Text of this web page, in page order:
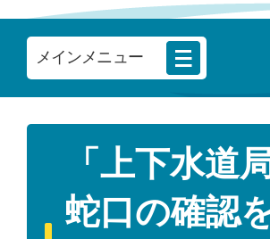
メインメニュー
「上下水道
蛇口の確認